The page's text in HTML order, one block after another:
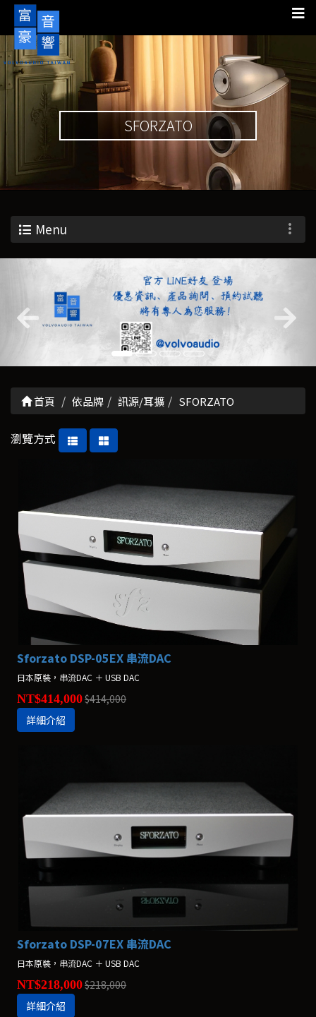
SFORZATO
Menu
首頁 依品牌 訊源/耳擴 SFORZATO
瀏覽方式
Sforzato DSP-05EX 串流DAC
日本原裝，串流DAC ＋ USB DAC
NT$414,000$414,000
詳細介紹
Sforzato DSP-07EX 串流DAC
日本原裝，串流DAC ＋ USB DAC
NT$218,000$218,000
詳細介紹